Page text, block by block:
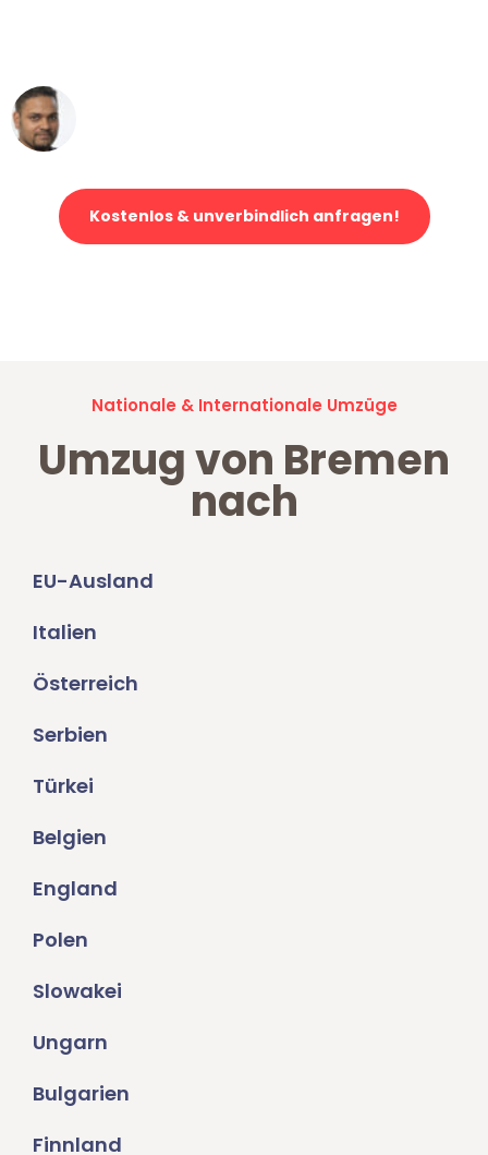
Kostenlos & unverbindlich anfragen!
Nationale & Internationale Umzüge
Umzug von Bremen
nach
EU-Ausland
Italien
Österreich
Serbien
Türkei
Belgien
England
Polen
Slowakei
Ungarn
Bulgarien
Finnland